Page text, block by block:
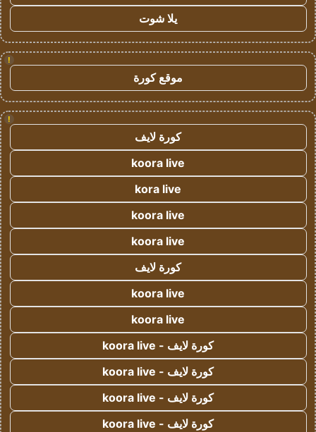
يلا شوت
!
موقع كورة
!
كورة لايف
koora live
kora live
koora live
koora live
كورة لايف
koora live
koora live
كورة لايف - koora live
كورة لايف - koora live
كورة لايف - koora live
كورة لايف - koora live